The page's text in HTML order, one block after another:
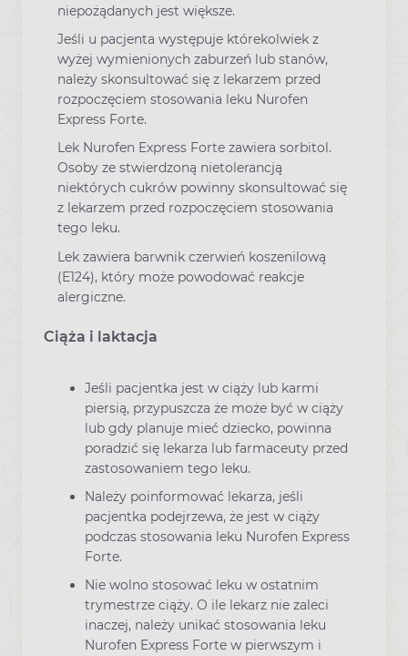
niepożądanych jest większe.
Jeśli u pacjenta występuje którekolwiek z
wyżej wymienionych zaburzeń lub stanów,
należy skonsultować się z lekarzem przed
rozpoczęciem stosowania leku Nurofen
Express Forte.
Lek Nurofen Express Forte zawiera sorbitol.
Osoby ze stwierdzoną nietolerancją
niektórych cukrów powinny skonsultować się
z lekarzem przed rozpoczęciem stosowania
tego leku.
Lek zawiera barwnik czerwień koszenilową
(E124), który może powodować reakcje
alergiczne.
Ciąża i laktacja
Jeśli pacjentka jest w ciąży lub karmi
piersią, przypuszcza że może być w ciąży
lub gdy planuje mieć dziecko, powinna
poradzić się lekarza lub farmaceuty przed
zastosowaniem tego leku.
Należy poinformować lekarza, jeśli
pacjentka podejrzewa, że jest w ciąży
podczas stosowania leku Nurofen Express
Forte.
Nie wolno stosować leku w ostatnim
trymestrze ciąży. O ile lekarz nie zaleci
inaczej, należy unikać stosowania leku
Nurofen Express Forte w pierwszym i